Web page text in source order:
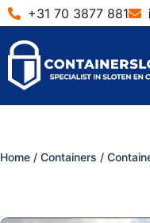
+31 70 3877 881
Home / Containers /